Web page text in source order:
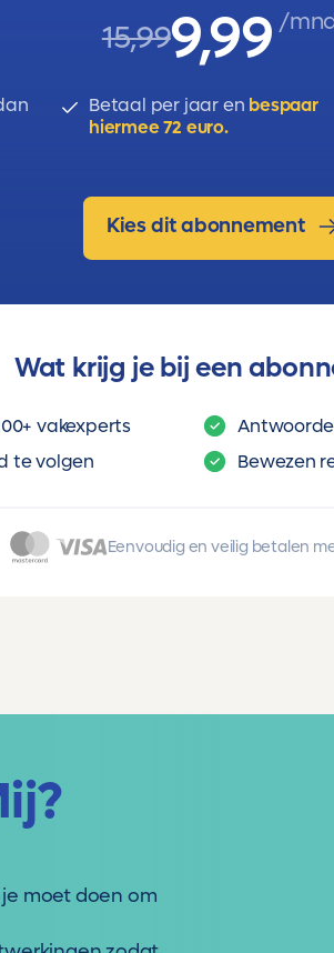
15,999,99 /
Betaal per jaar en bespaar
hiermee 72 euro.
Kies dit abonnement
Wat krijg je bij een
vakexperts
te volgen
Bewezen
Eenvoudig en veilig betalen
moet doen om